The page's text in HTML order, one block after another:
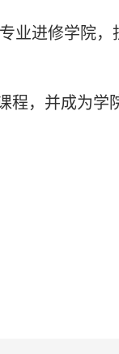
业进修学院
，并成为学